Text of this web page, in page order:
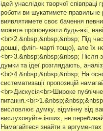
ідей унаслідок творчої
роботи ви шукатимете правильне
виявлятимете своє бачення
можете пропонувати будь-які,
<br>2.&nbsp;&nbsp;&nbsp; Під
дошці, фліп- чарті тощо), але їх
<br>3.&nbsp;&nbsp;&nbsp; Після
думки та ідеї розглядають,
<br>4.&nbsp;&nbsp;&nbsp; На
систематизації пропозицій
<br>Дискусія<br>Широке
висловлює думку, відмінну від
вислуховуйте інших, не
Намагайтеся знайти в